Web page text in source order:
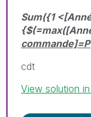
Sum({1
cdt
View solution